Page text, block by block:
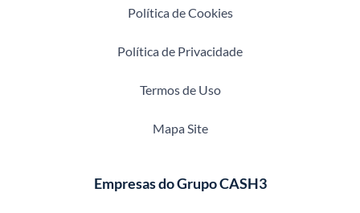
Política de Cookies
Política de Privacidade
Termos de Uso
Mapa Site
Empresas do Grupo CASH3